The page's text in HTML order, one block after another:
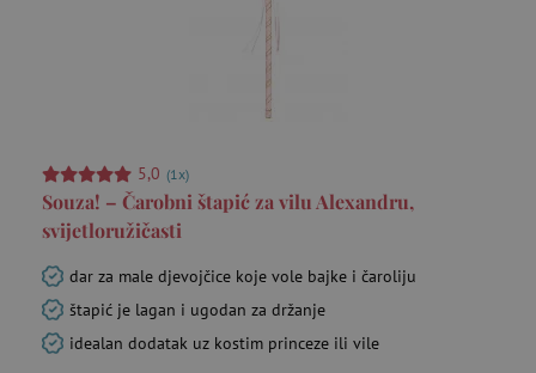
5,0 (1x)
Souza! – Čarobni štapić za vilu Alexandru,
svijetloružičasti
dar za male djevojčice koje vole bajke i čaroliju
štapić je lagan i ugodan za držanje
idealan dodatak uz kostim princeze ili vile